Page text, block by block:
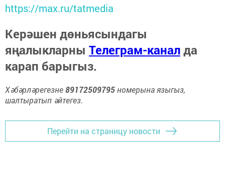
https://max.ru/tatmedia
Керәшен дөньясындагы
яңалыкларны Телеграм-каналда
карап барыгыз.
Хәбәрләрегезне89172509795номерына языгыз,
шалтыратып әйтегез.
Перейти на страницу новости